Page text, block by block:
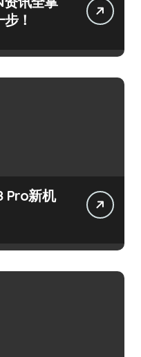
！
Pro新机